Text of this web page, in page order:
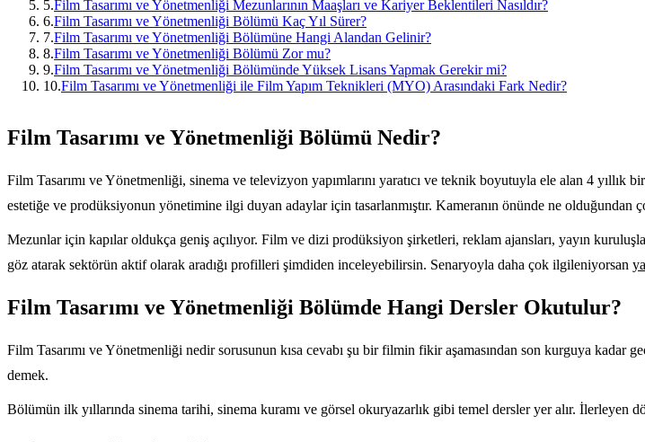
5.Film Tasarımı ve Yönetmenliği Mezunlarının Maaşları ve Kariyer Beklentileri Nasıldır?
6.Film Tasarımı ve Yönetmenliği Bölümü Kaç Yıl Sürer?
7.Film Tasarımı ve Yönetmenliği Bölümüne Hangi Alandan Gelinir?
8.Film Tasarımı ve Yönetmenliği Bölümü Zor mu?
9.Film Tasarımı ve Yönetmenliği Bölümünde Yüksek Lisans Yapmak Gerekir mi?
10.Film Tasarımı ve Yönetmenliği ile Film Yapım Teknikleri (MYO) Arasındaki Fark Nedir?
Film Tasarımı ve Yönetmenliği Bölümü Nedir?
Film Tasarımı ve Yönetmenliği, sinema ve televizyon yapımlarını yaratıcı ve teknik boyutuyla ele alan 4
estetiğe ve prodüksiyonun yönetimine ilgi duyan adaylar için tasarlanmıştır. Kameranın önünde ne
Mezunlar için kapılar oldukça geniş açılıyor. Film ve dizi prodüksiyon şirketleri, reklam ajansları, yayın
göz atarak sektörün aktif olarak aradığı profilleri şimdiden inceleyebilirsin. Senaryoyla daha çok ilgileniyorsan
Film Tasarımı ve Yönetmenliği Bölümde Hangi Dersler Okutulur?
Film Tasarımı ve Yönetmenliği nedir sorusunun kısa cevabı şu bir filmin fikir aşamasından son kurguya
demek.
Bölümün ilk yıllarında sinema tarihi, sinema kuramı ve görsel okuryazarlık gibi temel dersler yer alır. İlerleyen